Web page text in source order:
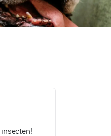
insecten!